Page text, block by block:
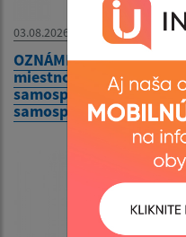
03.08.2026
OZNÁMENIE o
miestností na
samosprávy obcí a
samosprávnych krajov